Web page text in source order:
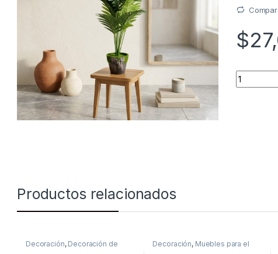
$
Quantity
Productos relacionados
Decoración, Decoración de
Decoración, Muebles para el